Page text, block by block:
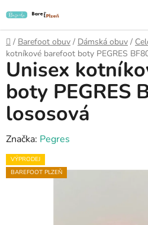
na
obsah
Domů
/ Barefoot obuv / Dámská obuv /
kotníkové barefoot boty PEGRES
Unisex
boty PEGRES
lososová
Značka: Pegres
VÝPRODEJ
BAREFOOT PLZEŇ